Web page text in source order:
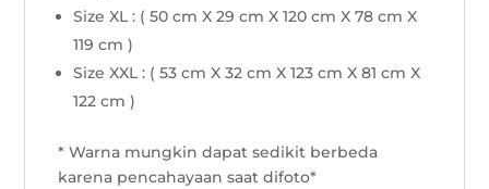
Size XL : ( 50 cm X 29 cm X 120 cm X 78 cm X
119 cm )
Size XXL : ( 53 cm X 32 cm X 123 cm X 81 cm X
122 cm )
* Warna mungkin dapat sedikit berbeda
karena pencahayaan saat difoto*